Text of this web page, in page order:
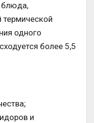
одного
более 5,5
и